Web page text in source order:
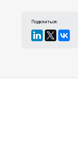
Поделиться: